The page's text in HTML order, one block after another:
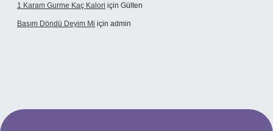
1 Karam Gurme Kaç Kalori için Gülten
Başım Döndü Deyim Mi için admin
güncel giriş